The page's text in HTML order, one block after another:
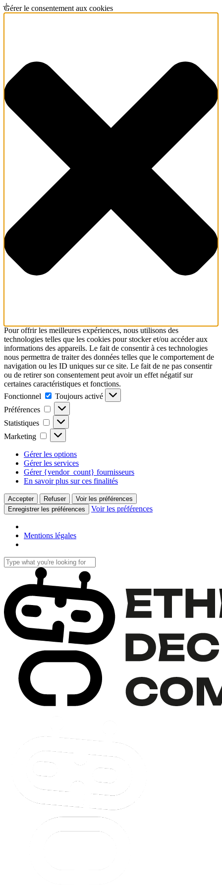
Gérer le consentement aux cookies
Pour offrir les meilleures expériences, nous utilisons des
technologies telles que les cookies pour stocker et/ou accéder aux
informations des appareils. Le fait de consentir à ces technologies
nous permettra de traiter des données telles que le comportement de
navigation ou les ID uniques sur ce site. Le fait de ne pas consentir
ou de retirer son consentement peut avoir un effet négatif sur
certaines caractéristiques et fonctions.
Fonctionnel
Fonctionnel
Toujours activé
Préférences
Préférences
Statistiques Statistiques
Marketing Marketing
Gérer les options
Gérer les services
Gérer {vendor_count} fournisseurs
En savoir plus sur ces finalités
Accepter Refuser
Voir les préférences
Enregistrer les préférences
Voir les préférences
Mentions légales
Skip
to
content